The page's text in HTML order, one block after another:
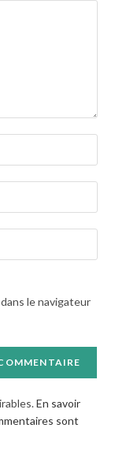
le navigateur
En savoir
sont